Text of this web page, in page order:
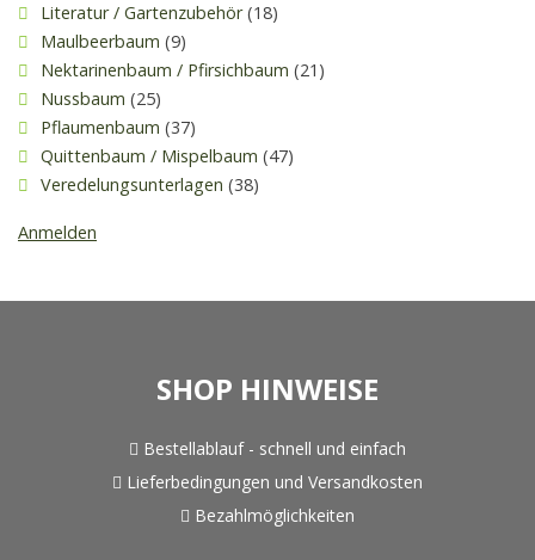
Literatur / Gartenzubehör (18)
Maulbeerbaum (9)
Nektarinenbaum / Pfirsichbaum (21)
Nussbaum (25)
Pflaumenbaum (37)
Quittenbaum / Mispelbaum (47)
Veredelungsunterlagen (38)
Anmelden
SHOP HINWEISE
Bestellablauf - schnell und einfach
Lieferbedingungen und Versandkosten
Bezahlmöglichkeiten